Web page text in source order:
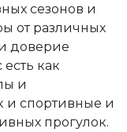
сезонов и
от различных
доверие
как
и
и спортивные и
прогулок.